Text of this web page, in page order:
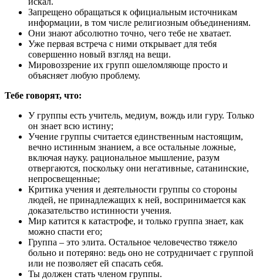
Запрещено обращаться к официальным источникам
информации, в том числе религиозным объединениям.
Они знают абсолютно точно, чего тебе не хватает.
Уже первая встреча с ними открывает для тебя
совершенно новый взгляд на вещи.
Мировоззрение их групп ошеломляюще просто и
объясняет любую проблему.
Тебе говорят, что:
У группы есть учитель, медиум, вождь или гуру. Только
он знает всю истину;
Учение группы считается единственным настоящим,
вечно истинным знанием, а все остальные ложные,
включая науку. рациональное мышление, разум
отвергаются, поскольку они негативные, сатанинские,
непросвещенные;
Критика учения и деятельности группы со стороны
людей, не принадлежащих к ней, воспринимается как
доказательство истинности учения.
Мир катится к катастрофе, и только группа знает, как
можно спасти его;
Группа – это элита. Остальное человечество тяжело
больно и потеряно: ведь оно не сотрудничает с группой
или не позволяет ей спасать себя.
Ты должен стать членом группы.